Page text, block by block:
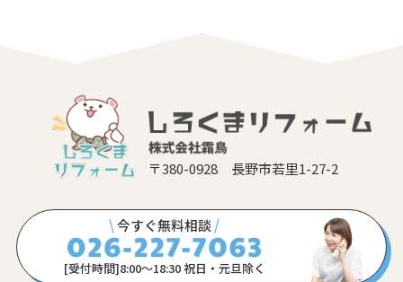
〒380-0928 長野市若里1-27-2
\今すぐ無料相談 /
[受付時間]8:00〜18:30 祝日・元旦除く